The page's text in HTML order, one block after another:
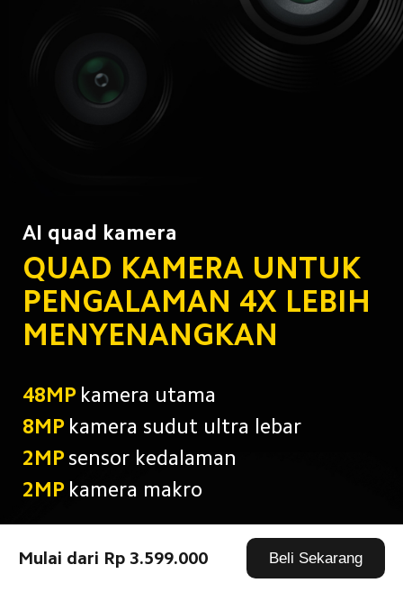
Mulai dari Rp 3.599.000 Beli Sekarang
AI quad kamera
QUAD KAMERA UNTUK
PENGALAMAN 4X LEBIH
MENYENANGKAN
48MP kamera utama
8MP kamera sudut ultra lebar
2MP sensor kedalaman
2MP kamera makro